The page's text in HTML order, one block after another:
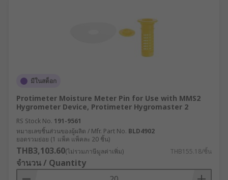
มีในสต็อก
Protimeter Moisture Meter Pin for Use with MMS2
Hygrometer Device, Protimeter Hygromaster 2
RS Stock No. 191-9561
หมายเลขชิ้นส่วนของผู้ผลิต / Mfr. Part No. BLD4902
ยอดรวมย่อย (1 แพ็ค แพ็คละ 20 ชิ้น)
THB3,103.60(ไม่รวมภาษีมูลค่าเพิ่ม) THB155.18/ชิ้น
จำนวน / Quantity